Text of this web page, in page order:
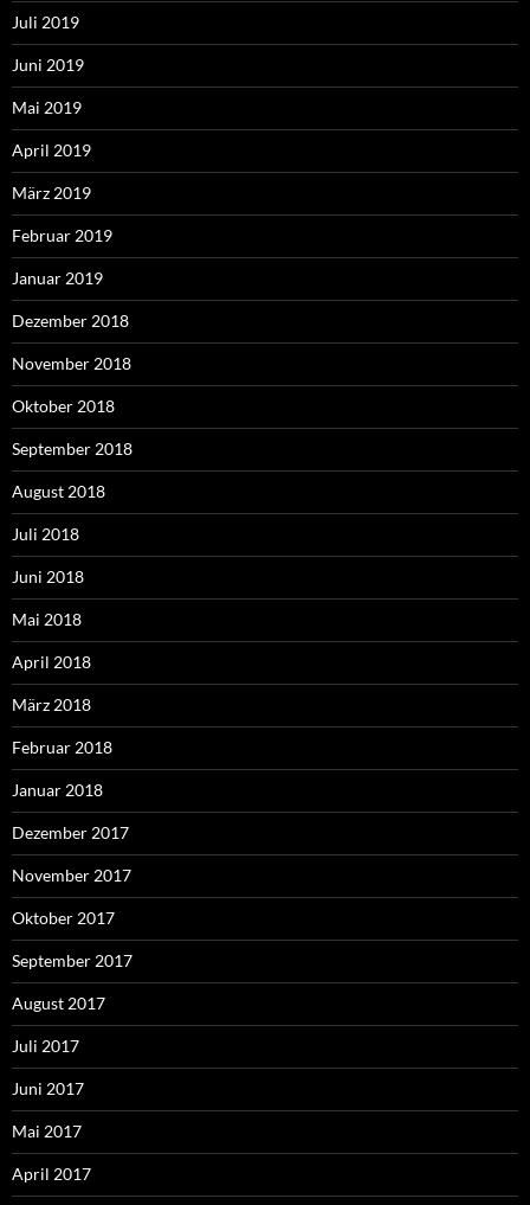
Juli 2019
Juni 2019
Mai 2019
April 2019
März 2019
Februar 2019
Januar 2019
Dezember 2018
November 2018
Oktober 2018
September 2018
August 2018
Juli 2018
Juni 2018
Mai 2018
April 2018
März 2018
Februar 2018
Januar 2018
Dezember 2017
November 2017
Oktober 2017
September 2017
August 2017
Juli 2017
Juni 2017
Mai 2017
April 2017